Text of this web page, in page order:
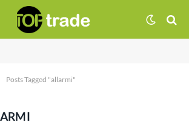
Posts Tagged "allarmi"